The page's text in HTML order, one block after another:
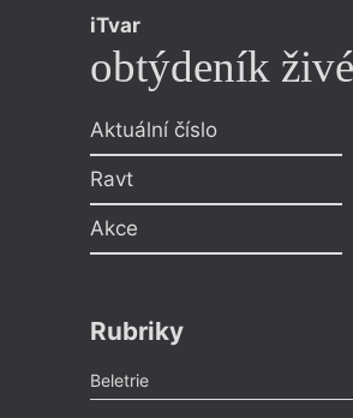
iTvar
obtýdeník
Aktuální číslo
Ravt
Akce
Rubriky
Beletrie